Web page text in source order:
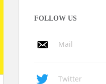
FOLLOW US
Mail
Twitter